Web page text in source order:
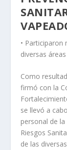
• Participaron
diversas
Como
firmó con la
se llevó a
personal de
Riesgos
de las